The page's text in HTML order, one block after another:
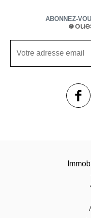
ABONNEZ-